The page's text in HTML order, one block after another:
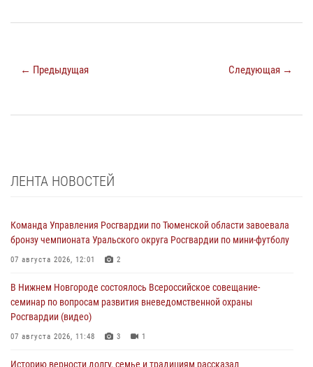
← Предыдущая Следующая →
ЛЕНТА НОВОСТЕЙ
Команда Управления Росгвардии по Тюменской области завоевала
бронзу чемпионата Уральского округа Росгвардии по мини-футболу
07 августа 2026, 12:01 2
В Нижнем Новгороде состоялось Всероссийское совещание-
семинар по вопросам развития вневедомственной охраны
Росгвардии (видео)
07 августа 2026, 11:48 3 1
Историю верности долгу, семье и традициям рассказал